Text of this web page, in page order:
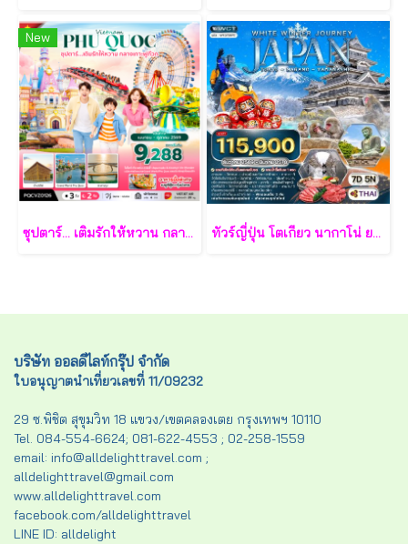
New
ซุปตาร์... เติมรักให้หวาน กลางเกาะฟูก๊วก 3 วัน 2 คืน - VZ ทัวร์ญี่ปุ่น โตเกียว นากาโน่ ยามานาชิ 7 วัน - TG
บริษัท ออลดีไลท์กรุ๊ป จำกัด
ใบอนุญาตนำเที่ยวเลขที่ 11/09232
29 ซ.พิชิต สุขุมวิท 18 แขวง/เขตคลองเตย กรุงเทพฯ 10110
Tel. 084-554-6624; 081-622-4553 ; 02-258-1559
email: info@alldelighttravel.com ;
alldelighttravel@gmail.com
www.alldelighttravel.com
facebook.com/alldelighttravel
LINE ID: alldelight